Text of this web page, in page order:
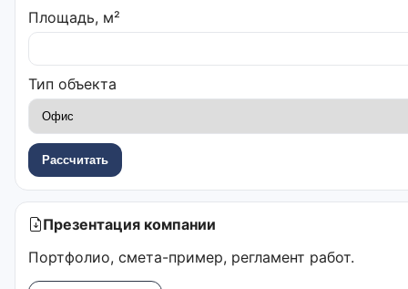
Площадь, м²
Тип объекта
Рассчитать
Презентация компании
Портфолио, смета-пример, регламент работ.